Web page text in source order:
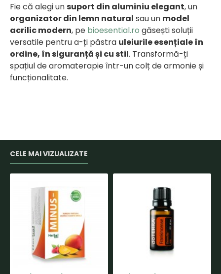
Fie că alegi unsuport din aluminiu elegant, un
organizator din lemn natural sau un model
acrilic modern, pe bioesential.ro găsești soluții
versatile pentru a-ți păstra uleiurile esențiale în
ordine, în siguranță și cu stil. Transformă-ți
spațiul de aromaterapie într-un colț de armonie și
funcționalitate.
CELE MAI VIZUALIZATE